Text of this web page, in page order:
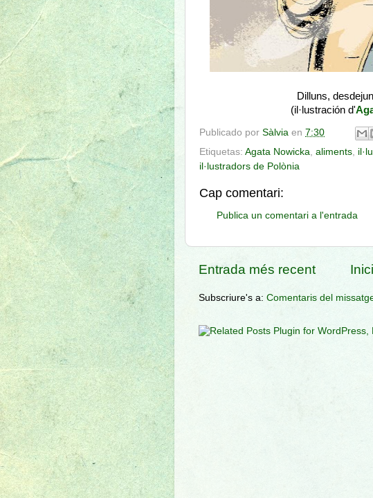
Dilluns,
(il·lustración d'
Publicado por Sàlvia en 7:30
Etiquetas: Agata Nowicka aliments
il·lustradors de Polònia
Cap comentari:
Publica un comentari a l'entrada
Entrada més recent Inici
Subscriure's a: Comentaris del